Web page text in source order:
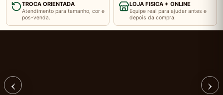
TROCA ORIENTADA
Atendimento para tamanho, cor e
pos-venda.
LOJA FISICA + ONLINE
Equipe real para ajudar antes e
depois da compra.
TRADIÇÃO
‹ ›